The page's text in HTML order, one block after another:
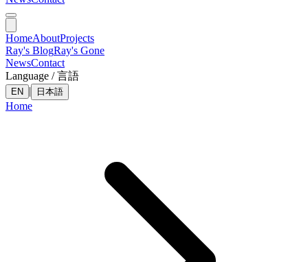
HomeAboutProjects
Ray's BlogRay's Gone
NewsContact
Language / 言語
EN | 日本語
Home